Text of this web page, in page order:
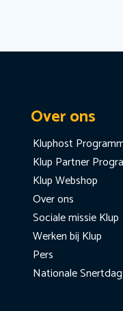
Over ons
Kluphost
Klup Partner
Klup Webshop
Over ons
Sociale missie Klup
Werken bij Klup
Pers
Nationale Snertdag